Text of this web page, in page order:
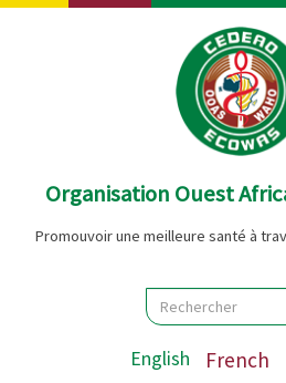
Aller
Organisation Ouest
Promouvoir une meilleure santé à
Search
Rechercher
English French